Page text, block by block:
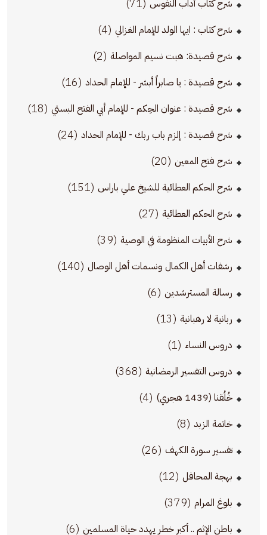
شرح كتاب آداب النفوس
شرح كتاب : ايها الولد للإمام الغزالي (4)
شرح قصيدة: هبت نسيم المواصلة (2)
شرح قصيدة : يا صابراً أبشر - للإمام الحداد (16)
شرح قصيدة : عنوان الحِكم - للإمام أبي الفتح البستي (18)
شرح قصيدة : إلزم باب ربك - للإمام الحداد (24)
شرح فتح المعين (20)
شرح الحكم العطائية للشيخ علي باراس (151)
شرح الحكم العطائية (27)
شرح الأبيات المنظومة في الوصية (39)
رشفات أهل الكمال ونسمات أهل الوصال (140)
رسالة المسترشدين (6)
ربانية لا رهبانية (13)
دروس النساء (1)
دروس التفسير الرمضانية (368)
خُلُقنا (1439 هجري) (4)
خاتمة الزبد (8)
تفسير سورة الكهف (26)
بهجة المحافل (12)
بلوغ المرام (379)
باطن الإثم .. أكبر خطر يهدد حياة المسلمين (6)